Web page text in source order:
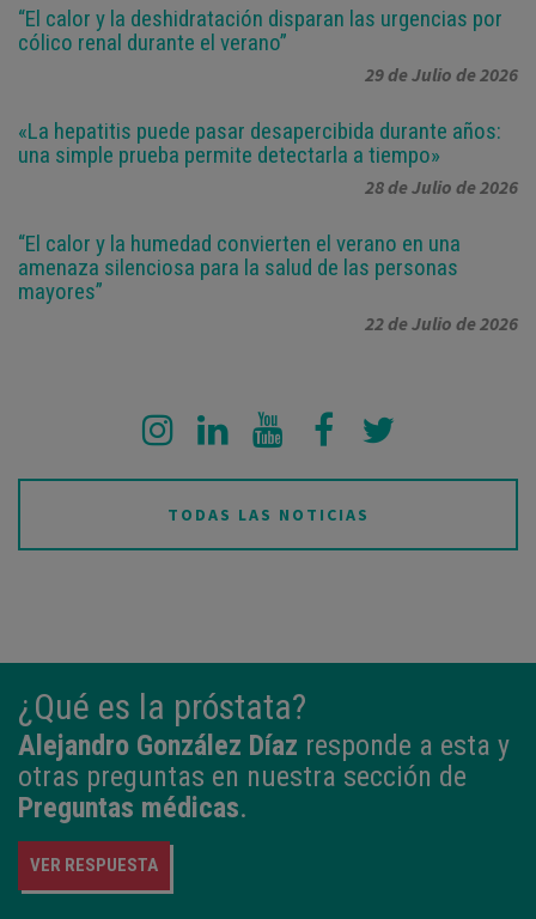
“El calor y la deshidratación disparan las urgencias por
cólico renal durante el verano”
29 de Julio de 2026
«La hepatitis puede pasar desapercibida durante años:
una simple prueba permite detectarla a tiempo»
28 de Julio de 2026
“El calor y la humedad convierten el verano en una
amenaza silenciosa para la salud de las personas
mayores”
22 de Julio de 2026
TODAS LAS NOTICIAS
¿Qué es la próstata?
Alejandro González Díaz responde a esta y
otras preguntas en nuestra sección de
Preguntas médicas.
VER RESPUESTA